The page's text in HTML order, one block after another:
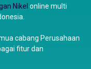
Nikel online multi
cabang Perusahaan
fitur dan